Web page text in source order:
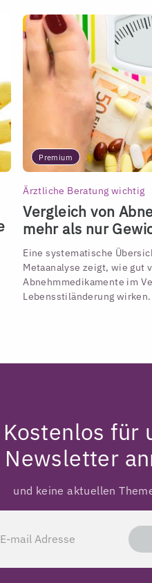
Premium
Ärztliche Beratung wichtig
Vergleich von
mehr als nur
Eine systematische
Metaanalyse zeigt, wie gut
Abnehmmedikamente im
Lebensstiländerung
Kostenlos für
Newsletter
und keine aktuellen